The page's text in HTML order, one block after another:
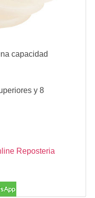
capacidad
y 8
Reposteria